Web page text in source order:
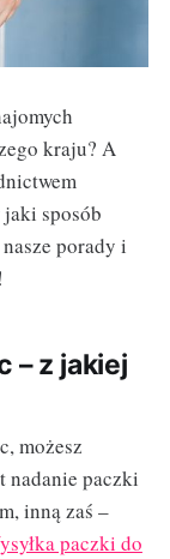
kraju? A
sposób
porady i
– z jakiej
możesz
nadanie paczki
inną zaś –
paczki do